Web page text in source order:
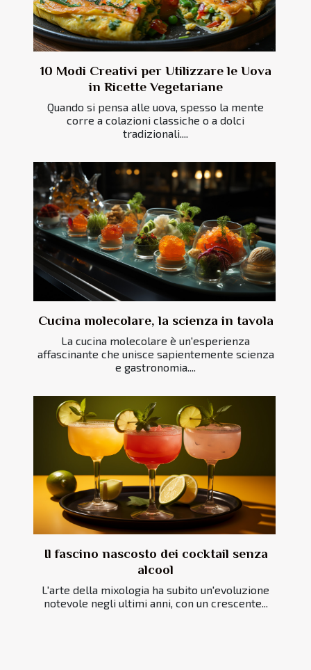
10 Modi Creativi per Utilizzare le Uova
in Ricette Vegetariane
Quando si pensa alle uova, spesso la mente
corre a colazioni classiche o a dolci
tradizionali....
Cucina molecolare, la scienza in tavola
La cucina molecolare è un'esperienza
affascinante che unisce sapientemente scienza
e gastronomia....
Il fascino nascosto dei cocktail senza
alcool
L'arte della mixologia ha subito un'evoluzione
notevole negli ultimi anni, con un crescente...